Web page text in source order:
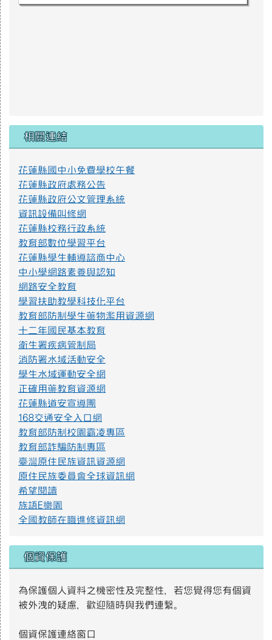
相關連結
花蓮縣國中小免費學校午餐
花蓮縣政府處務公告
花蓮縣政府公文管理系統
資訊設備叫修網
花蓮縣校務行政系統
教育部數位學習平台
花蓮縣學生輔導諮商中心
中小學網路素養與認知
網路安全教育
學習扶助教學科技化平台
教育部防制學生藥物濫用資源網
十二年國民基本教育
衛生署疾病管制局
消防署水域活動安全
學生水域運動安全網
正確用藥教育資源網
花蓮縣道安宣導團
168交通安全入口網
教育部防制校園霸凌專區
教育部詐騙防制專區
臺灣原住民族資訊資源網
原住民族委員會全球資訊網
希望閱讀
族語E樂園
全國教師在職進修資訊網
個資保護
為保護個人資料之機密性及完整性，若您覺得您有個資
被外洩的疑慮，歡迎隨時與我們連繫。
個資保護連絡窗口